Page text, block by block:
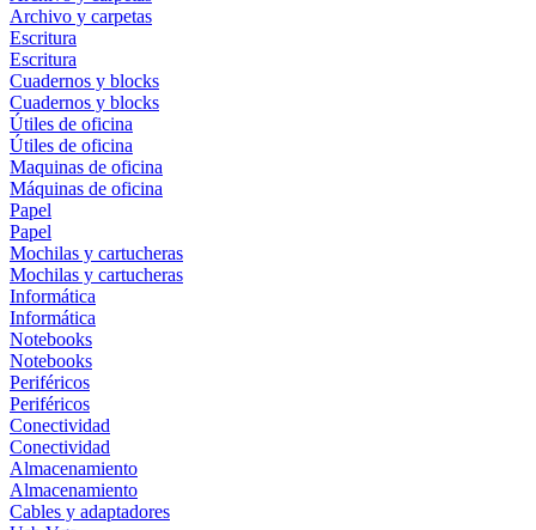
Archivo y carpetas
Escritura
Escritura
Cuadernos y blocks
Cuadernos y blocks
Útiles de oficina
Útiles de oficina
Maquinas de oficina
Máquinas de oficina
Papel
Papel
Mochilas y cartucheras
Mochilas y cartucheras
Informática
Informática
Notebooks
Notebooks
Periféricos
Periféricos
Conectividad
Conectividad
Almacenamiento
Almacenamiento
Cables y adaptadores